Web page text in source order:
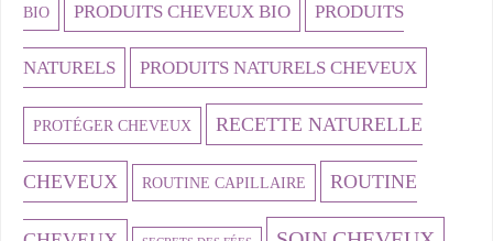
BIO PRODUITS CHEVEUX BIO PRODUITS
NATURELS PRODUITS NATURELS CHEVEUX
PROTÉGER CHEVEUX RECETTE NATURELLE
CHEVEUX ROUTINE CAPILLAIRE ROUTINE